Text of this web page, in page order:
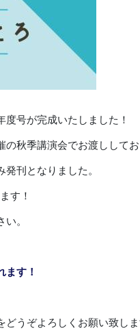
度号が完成いたしました！
秋季講演会でお渡ししてお
刊となりました。
す！
。
ます！
うぞよろしくお願い致しま